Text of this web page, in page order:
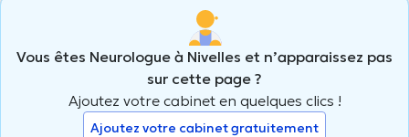
Vous êtes Neurologue à Nivelles et n’apparaissez pas
sur cette page ?
Ajoutez votre cabinet en quelques clics !
Ajoutez votre cabinet gratuitement